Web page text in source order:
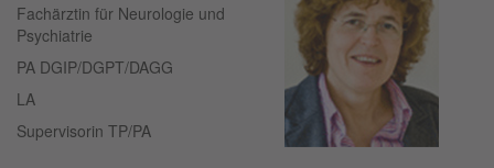
Fachärztin für Neurologie und
Psychiatrie
PA DGIP/DGPT/DAGG
LA
Supervisorin TP/PA